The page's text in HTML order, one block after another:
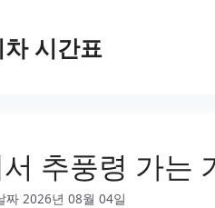
차 시간표
추풍령 가는
짜 2026년 08월 04일